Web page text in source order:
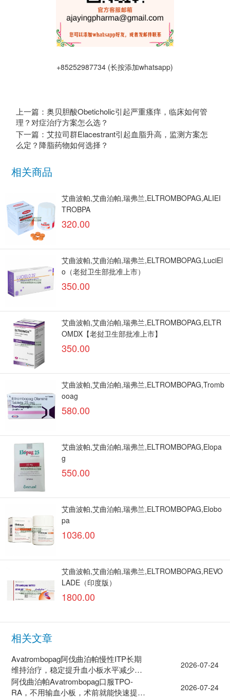
+85252987734 (长按添加whatsapp)
上一篇：奥贝胆酸Obeticholic引起严重瘙痒，临床如何管
理？对症治疗方案怎么选？
下一篇：艾拉司群Elacestrant引起血脂升高，监测方案怎
么定？降脂药物如何选择？
相关商品
艾曲波帕,艾曲泊帕,瑞弗兰,ELTROMBOPAG,ALIEI
TROBPA
320.00
艾曲波帕,艾曲泊帕,瑞弗兰,ELTROMBOPAG,LuciEl
o（老挝卫生部批准上市）
350.00
艾曲波帕,艾曲泊帕,瑞弗兰,ELTROMBOPAG,ELTR
OMDX【老挝卫生部批准上市】
350.00
艾曲波帕,艾曲泊帕,瑞弗兰,ELTROMBOPAG,Tromb
ooag
580.00
艾曲波帕,艾曲泊帕,瑞弗兰,ELTROMBOPAG,Elopa
g
550.00
艾曲波帕,艾曲泊帕,瑞弗兰,ELTROMBOPAG,Elobo
pa
1036.00
艾曲波帕,艾曲泊帕,瑞弗兰,ELTROMBOPAG,REVO
LADE（印度版）
1800.00
相关文章
Avatrombopag阿伐曲泊帕慢性ITP长期
维持治疗，稳定提升血小板水平减少出
血风险
2026-07-24
阿伐曲泊帕Avatrombopag口服TPO-
RA，不用输血小板，术前就能快速提升
2026-07-24